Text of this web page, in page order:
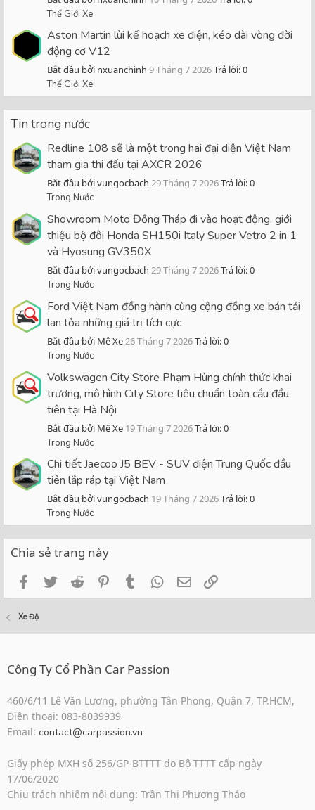
Thế Giới Xe
Aston Martin lùi kế hoạch xe điện, kéo dài vòng đời
động cơ V12
Bắt đầu bởi nxuanchinh 9 Tháng 7 2026Trả lời: 0
Thế Giới Xe
Tin trong nước
Redline 108 sẽ là một trong hai đại diện Việt Nam
tham gia thi đấu tại AXCR 2026
Bắt đầu bởi vungocbach 29 Tháng 7 2026Trả lời: 0
Trong Nước
Showroom Moto Đồng Tháp đi vào hoạt động, giới
thiệu bộ đôi Honda SH150i Italy Super Vetro 2 in 1
và Hyosung GV350X
Bắt đầu bởi vungocbach 29 Tháng 7 2026Trả lời: 0
Trong Nước
Ford Việt Nam đồng hành cùng cộng đồng xe bán tải
lan tỏa những giá trị tích cực
Bắt đầu bởi Mê Xe26 Tháng 7 2026Trả lời: 0
Trong Nước
Volkswagen City Store Phạm Hùng chính thức khai
trương, mô hình City Store tiêu chuẩn toàn cầu đầu
tiên tại Hà Nội
Bắt đầu bởi Mê Xe 19 Tháng 7 2026Trả lời: 0
Trong Nước
Chi tiết Jaecoo J5 BEV - SUV điện Trung Quốc đầu
tiên lắp ráp tại Việt Nam
Bắt đầu bởi vungocbach 19 Tháng 7 2026Trả lời: 0
Trong Nước
Chia sẻ trang này
FacebookTwitterReddit PinterestTumblrWhatsApp
Email
Xe Độ
Công Ty Cổ Phần Car Passion
460/6/11 Lê Văn Lương, phường Tân Phong, Quận 7, TP.HCM,
Điện thoại: 083-8039939
Email: contact@carpassion.vn
Giấy phép MXH số 256/GP-BTTTT do Bộ TTTT cấp ngày
17/06/2020
Chịu trách nhiệm nội dung: Trần Thị Phương Thảo